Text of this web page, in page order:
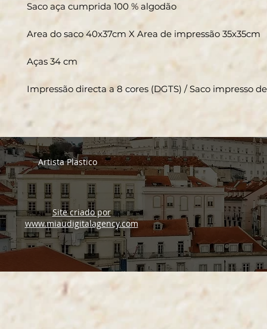
Saco aça cumprida 100 % algodão
Area do saco 40x37cm X Area de impressão 35x35cm
Aças 34 cm
Impressão directa a 8 cores (DGTS) / Saco impresso
Artista Plastico
Site criado por
www.miaudigitalagency.com